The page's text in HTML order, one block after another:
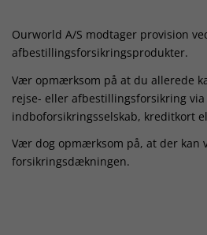
Ourworld A/S modtager provision
afbestillingsforsikringsprodukter.
Vær opmærksom på at du allerede
rejse- eller afbestillingsforsikring
indboforsikringsselskab, kreditkort
Vær dog opmærksom på, at der kan
forsikringsdækningen.